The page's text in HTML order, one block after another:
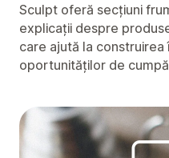
Sculpt oferă secțiuni
explicații despre
care ajută la construirea
oportunităților de